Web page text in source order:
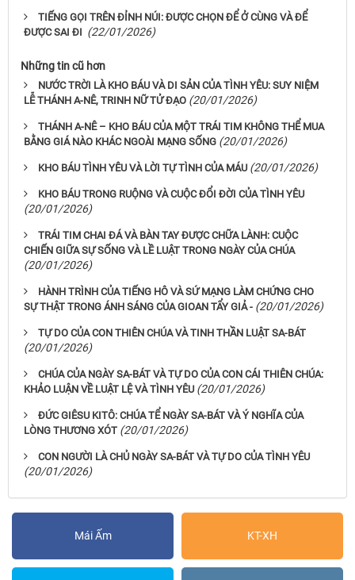
TIẾNG GỌI TRÊN ĐỈNH NÚI: ĐƯỢC CHỌN ĐỂ Ở CÙNG VÀ ĐỂ
ĐƯỢC SAI ĐI (22/01/2026)
Những tin cũ hơn
NƯỚC TRỜI LÀ KHO BÁU VÀ DI SẢN CỦA TÌNH YÊU: SUY NIỆM
LỄ THÁNH A-NÊ, TRINH NỮ TỬ ĐẠO (20/01/2026)
THÁNH A-NÊ – KHO BÁU CỦA MỘT TRÁI TIM KHÔNG THỂ MUA
BẰNG GIÁ NÀO KHÁC NGOÀI MẠNG SỐNG (20/01/2026)
KHO BÁU TÌNH YÊU VÀ LỜI TỰ TÌNH CỦA MÁU (20/01/2026)
KHO BÁU TRONG RUỘNG VÀ CUỘC ĐỔI ĐỜI CỦA TÌNH YÊU
(20/01/2026)
TRÁI TIM CHAI ĐÁ VÀ BÀN TAY ĐƯỢC CHỮA LÀNH: CUỘC
CHIẾN GIỮA SỰ SỐNG VÀ LỀ LUẬT TRONG NGÀY CỦA CHÚA
(20/01/2026)
HÀNH TRÌNH CỦA TIẾNG HÔ VÀ SỨ MẠNG LÀM CHỨNG CHO
SỰ THẬT TRONG ÁNH SÁNG CỦA GIOAN TẨY GIẢ - (20/01/2026)
TỰ DO CỦA CON THIÊN CHÚA VÀ TINH THẦN LUẬT SA-BÁT
(20/01/2026)
CHÚA CỦA NGÀY SA-BÁT VÀ TỰ DO CỦA CON CÁI THIÊN CHÚA:
KHẢO LUẬN VỀ LUẬT LỆ VÀ TÌNH YÊU (20/01/2026)
ĐỨC GIÊSU KITÔ: CHÚA TỂ NGÀY SA-BÁT VÀ Ý NGHĨA CỦA
LÒNG THƯƠNG XÓT (20/01/2026)
CON NGƯỜI LÀ CHỦ NGÀY SA-BÁT VÀ TỰ DO CỦA TÌNH YÊU
(20/01/2026)
Mái Ấm KT-XH